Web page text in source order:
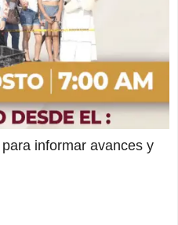
informar avances y